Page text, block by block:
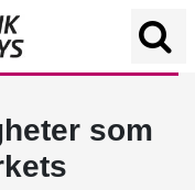
som